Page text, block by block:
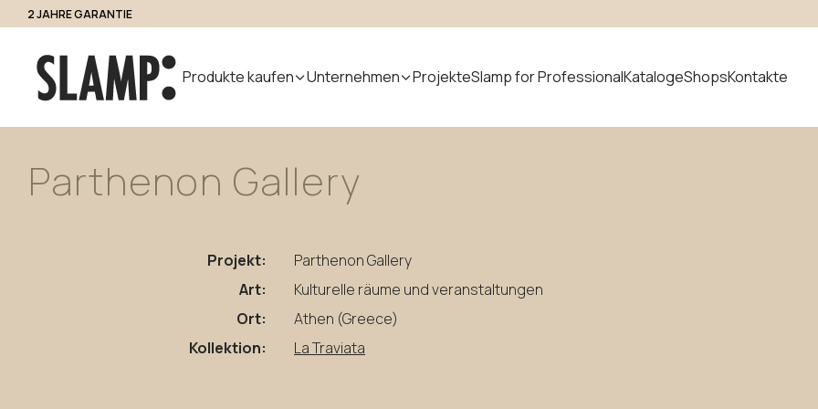
2 JAHRE GARANTIE
Produkte kaufen
Alle Produkte
Step Light
Pollerleuchte
Wandleuchte
Modular
System
Unternehmen
Uebers uns
ProjekteSlamp for ProfessionalKatalogeShopsKontakte
Zugang für Fachleute
Produkt suchen
Parthenon Gallery
Projekt:
Parthenon Gallery
Art:
Kulturelle räume und veranstaltungen
Ort:
Athen (Greece)
Kollektion:
La Traviata